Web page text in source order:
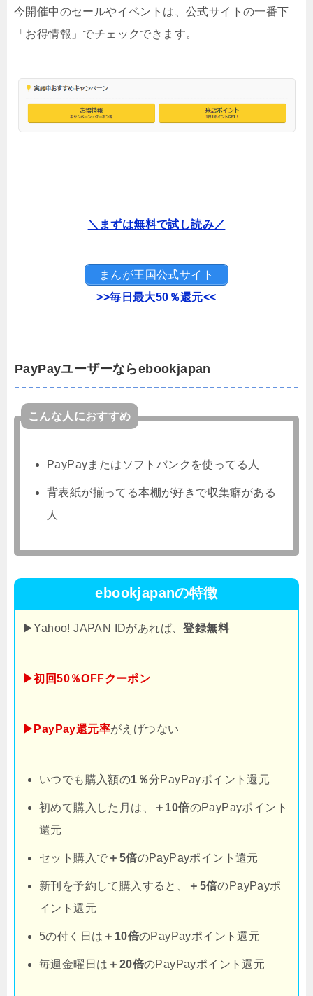
今開催中のセールやイベントは、公式サイトの一番下
「お得情報」でチェックできます。
＼まずは無料で試し読み／
まんが王国公式サイト
>>毎日最大50％還元<<
PayPayユーザーならebookjapan
こんな人におすすめ
PayPayまたはソフトバンクを使ってる人
背表紙が揃ってる本棚が好きで収集癖がある
人
ebookjapanの特徴
▶Yahoo! JAPAN IDがあれば、登録無料
▶初回50％OFFクーポン
▶PayPay還元率がえげつない
いつでも購入額の1％分PayPayポイント還元
初めて購入した月は、 ＋10倍のPayPayポイント
還元
セット購入で ＋5倍のPayPayポイント還元
新刊を予約して購入すると、 ＋5倍のPayPayポ
イント還元
5の付く日は ＋10倍のPayPayポイント還元
毎週金曜日は ＋20倍のPayPayポイント還元